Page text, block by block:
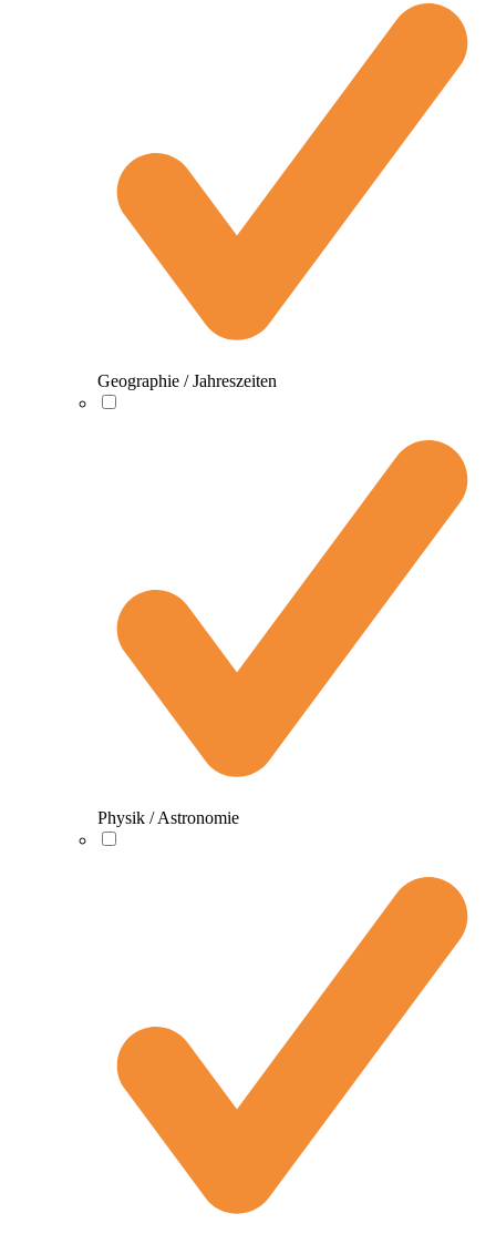
Geographie / Jahreszeiten
Physik / Astronomie